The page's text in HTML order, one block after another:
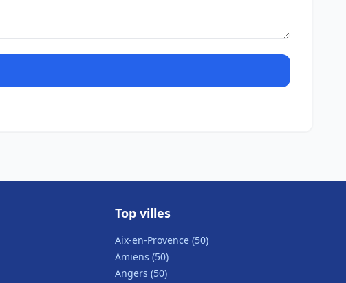
Top villes
Aix-en-Provence (50)
Amiens (50)
Angers (50)